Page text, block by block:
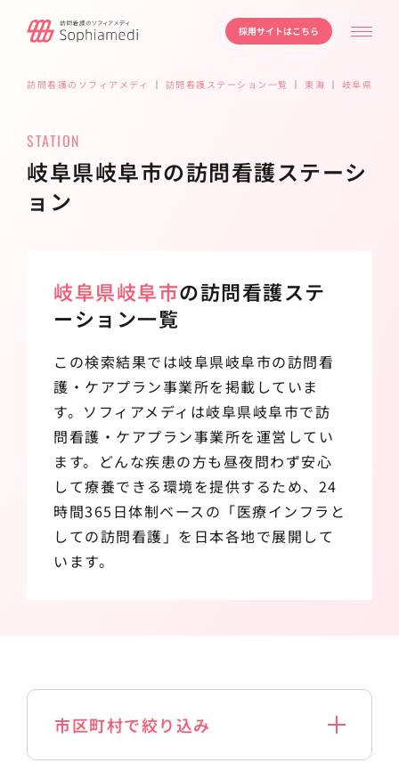
採用サイトはこちら
訪問看護のソフィアメディ ｜ 訪問看護ステーション一覧 ｜ 東海 ｜ 岐阜県
STATION
岐阜県岐阜市の訪問看護ステーシ
ョン
岐阜県岐阜市の訪問看護ステ
ーション一覧
この検索結果では岐阜県岐阜市の訪問看
護・ケアプラン事業所を掲載していま
す。ソフィアメディは岐阜県岐阜市で訪
問看護・ケアプラン事業所を運営してい
ます。どんな疾患の方も昼夜問わず安心
して療養できる環境を提供するため、24
時間365日体制ベースの「医療インフラと
しての訪問看護」を日本各地で展開して
います。
市区町村で絞り込み